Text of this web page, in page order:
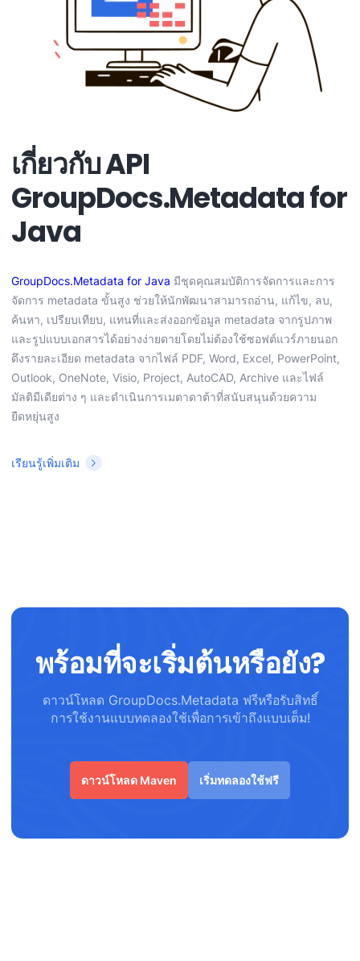
เกี่ยวกับ API
GroupDocs.Metadata for
Java
GroupDocs.Metadata for Java มีชุดคุณสมบัติการจัดการและการ
จัดการ metadata ขั้นสูง ช่วยให้นักพัฒนาสามารถอ่าน, แก้ไข, ลบ,
ค้นหา, เปรียบเทียบ, แทนที่และส่งออกข้อมูล metadata จากรูปภาพ
และรูปแบบเอกสารได้อย่างง่ายดายโดยไม่ต้องใช้ซอฟต์แวร์ภายนอก
ดึงรายละเอียด metadata จากไฟล์ PDF, Word, Excel, PowerPoint,
Outlook, OneNote, Visio, Project, AutoCAD, Archive และไฟล์
มัลติมีเดียต่าง ๆ และดำเนินการเมตาดาต้าที่สนับสนุนด้วยความ
ยืดหยุ่นสูง
เรียนรู้เพิ่มเติม
พร้อมที่จะเริ่มต้นหรือยัง?
ดาวน์โหลด GroupDocs.Metadata ฟรีหรือรับสิทธิ์
การใช้งานแบบทดลองใช้เพื่อการเข้าถึงแบบเต็ม!
ดาวน์โหลด Maven เริ่มทดลองใช้ฟรี